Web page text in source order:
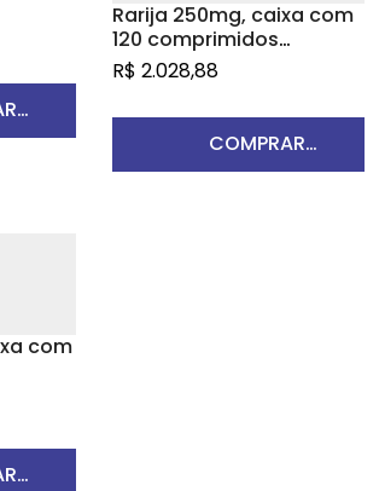
Rarija 250mg, caixa com
120 comprimidos
revestidos
R$ 2.028,88
COMPRAR
com